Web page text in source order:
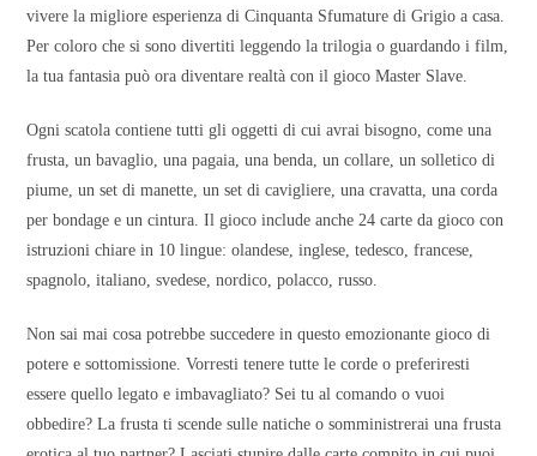
vivere la migliore esperienza di Cinquanta Sfumature di Grigio a casa.
Per coloro che si sono divertiti leggendo la trilogia o guardando i film,
la tua fantasia può ora diventare realtà con il gioco Master Slave.
Ogni scatola contiene tutti gli oggetti di cui avrai bisogno, come una
frusta, un bavaglio, una pagaia, una benda, un collare, un solletico di
piume, un set di manette, un set di cavigliere, una cravatta, una corda
per bondage e un cintura. Il gioco include anche 24 carte da gioco con
istruzioni chiare in 10 lingue: olandese, inglese, tedesco, francese,
spagnolo, italiano, svedese, nordico, polacco, russo.
Non sai mai cosa potrebbe succedere in questo emozionante gioco di
potere e sottomissione. Vorresti tenere tutte le corde o preferiresti
essere quello legato e imbavagliato? Sei tu al comando o vuoi
obbedire? La frusta ti scende sulle natiche o somministrerai una frusta